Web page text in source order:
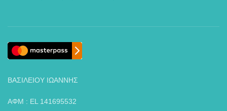
ΒΑΣΙΛΕΙΟΥ ΙΩΑΝΝΗΣ
ΑΦΜ : EL 141695532